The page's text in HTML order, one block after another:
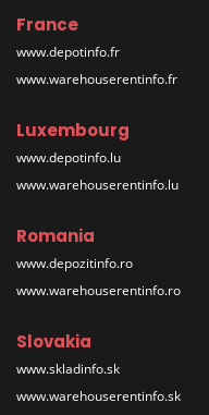
France
www.depotinfo.fr
www.warehouserentinfo.fr
Luxembourg
www.depotinfo.lu
www.warehouserentinfo.lu
Romania
www.depozitinfo.ro
www.warehouserentinfo.ro
Slovakia
www.skladinfo.sk
www.warehouserentinfo.sk